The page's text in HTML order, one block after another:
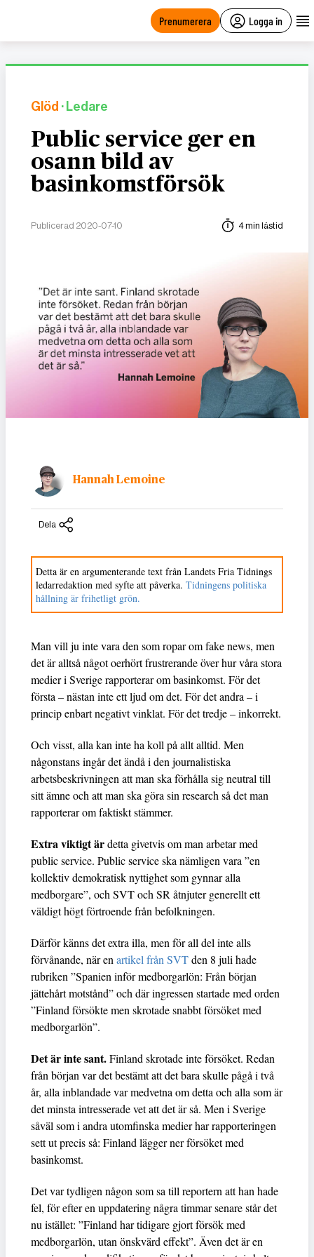
Prenumerera Logga in
Glöd · Ledare
Public service ger en
osann bild av
basinkomstförsök
Publicerad 2020-07-10 4 min lästid
Hannah Lemoine
Dela
Detta är en argumenterande text från Landets Fria Tidnings
ledarredaktion med syfte att påverka. Tidningens politiska
hållning är frihetligt grön.
Man vill ju inte vara den som ropar om fake news, men
det är alltså något oerhört frustrerande över hur våra stora
medier i Sverige rapporterar om basinkomst. För det
första – nästan inte ett ljud om det. För det andra – i
princip enbart negativt vinklat. För det tredje – inkorrekt.
Och visst, alla kan inte ha koll på allt alltid. Men
någonstans ingår det ändå i den journalistiska
arbetsbeskrivningen att man ska förhålla sig neutral till
sitt ämne och att man ska göra sin research så det man
rapporterar om faktiskt stämmer.
Extra viktigt ärdetta givetvis om man arbetar med
public service. Public service ska nämligen vara ”en
kollektiv demokratisk nyttighet som gynnar alla
medborgare”, och SVT och SR åtnjuter generellt ett
väldigt högt förtroende från befolkningen.
Därför känns det extra illa, men för all del inte alls
förvånande, när enartikel från SVTden 8 juli hade
rubriken ”Spanien inför medborgarlön: Från början
jättehårt motstånd” och där ingressen startade med orden
”Finland försökte men skrotade snabbt försöket med
medborgarlön”.
Det är inte sant.Finland skrotade inte försöket. Redan
från början var det bestämt att det bara skulle pågå i två
år, alla inblandade var medvetna om detta och alla som är
det minsta intresserade vet att det är så. Men i Sverige
såväl som i andra utomfinska medier har rapporteringen
sett ut precis så: Finland lägger ner försöket med
basinkomst.
Det var tydligen någon som sa till reportern att han hade
fel, för efter en uppdatering några timmar senare står det
nu istället: ”Finland har tidigare gjort försök med
medborgarlön, utan önskvärd effekt”. Även det är en